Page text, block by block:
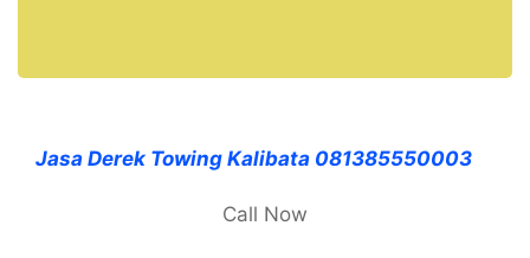
Jasa Derek Towing Kalibata 081385550003
Call Now